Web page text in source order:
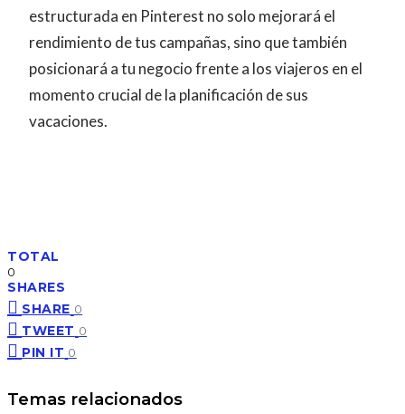
estructurada en Pinterest no solo mejorará el
rendimiento de tus campañas, sino que también
posicionará a tu negocio frente a los viajeros en el
momento crucial de la planificación de sus
vacaciones.
TOTAL
0
SHARES
SHARE 0
TWEET 0
PIN IT 0
Temas relacionados